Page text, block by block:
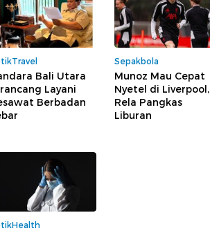
Bali Utara
Layani
Berbadan
Sepakbola
Munoz Mau Cepat
Nyetel di Liverpool,
Rela Pangkas
Liburan